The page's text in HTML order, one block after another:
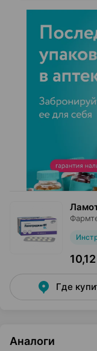
Где
Аналоги